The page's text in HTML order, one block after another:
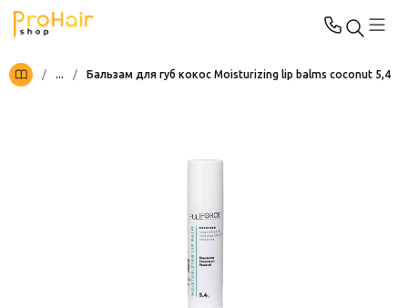
/ ... / Бальзам для губ кокос Moisturizing lip balms coconut 5,4